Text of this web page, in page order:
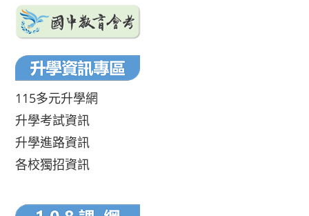
115多元升學網
升學考試資訊
升學進路資訊
各校獨招資訊